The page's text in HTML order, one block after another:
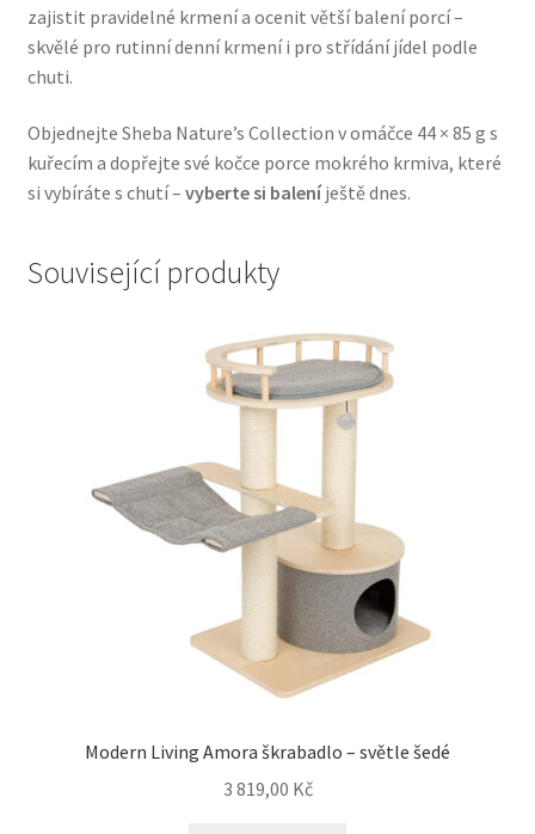
zajistit pravidelné krmení a ocenit větší balení porcí –
skvělé pro rutinní denní krmení i pro střídání jídel podle
chuti.
Objednejte Sheba Nature’s Collection v omáčce 44 × 85 g s
kuřecím a dopřejte své kočce porce mokrého krmiva, které
si vybíráte s chutí – vyberte si baleníještě dnes.
Související produkty
Modern Living Amora škrabadlo – světle šedé
3 819,00 Kč